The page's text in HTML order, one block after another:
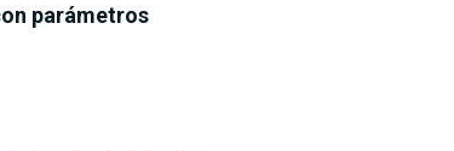
parámetros